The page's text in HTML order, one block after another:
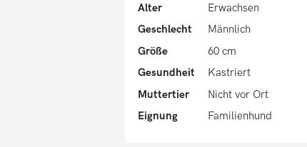
Alter
Erwachsen
Geschlecht
Männlich
Größe
60 cm
Gesundheit
Kastriert
Muttertier
Nicht vor Ort
Eignung
Familienhund